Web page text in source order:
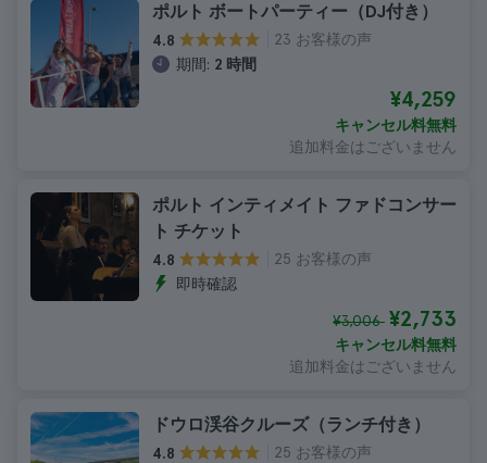
ポルト ボートパーティー（DJ付き）
4.8
23 お客様の声
期間: 2 時間
¥4,259
キャンセル料無料
追加料金はございません
ポルト インティメイト ファドコンサー
ト チケット
4.8
25 お客様の声
即時確認
¥3,006 ¥2,733
キャンセル料無料
追加料金はございません
ドウロ渓谷クルーズ（ランチ付き）
4.8
25 お客様の声